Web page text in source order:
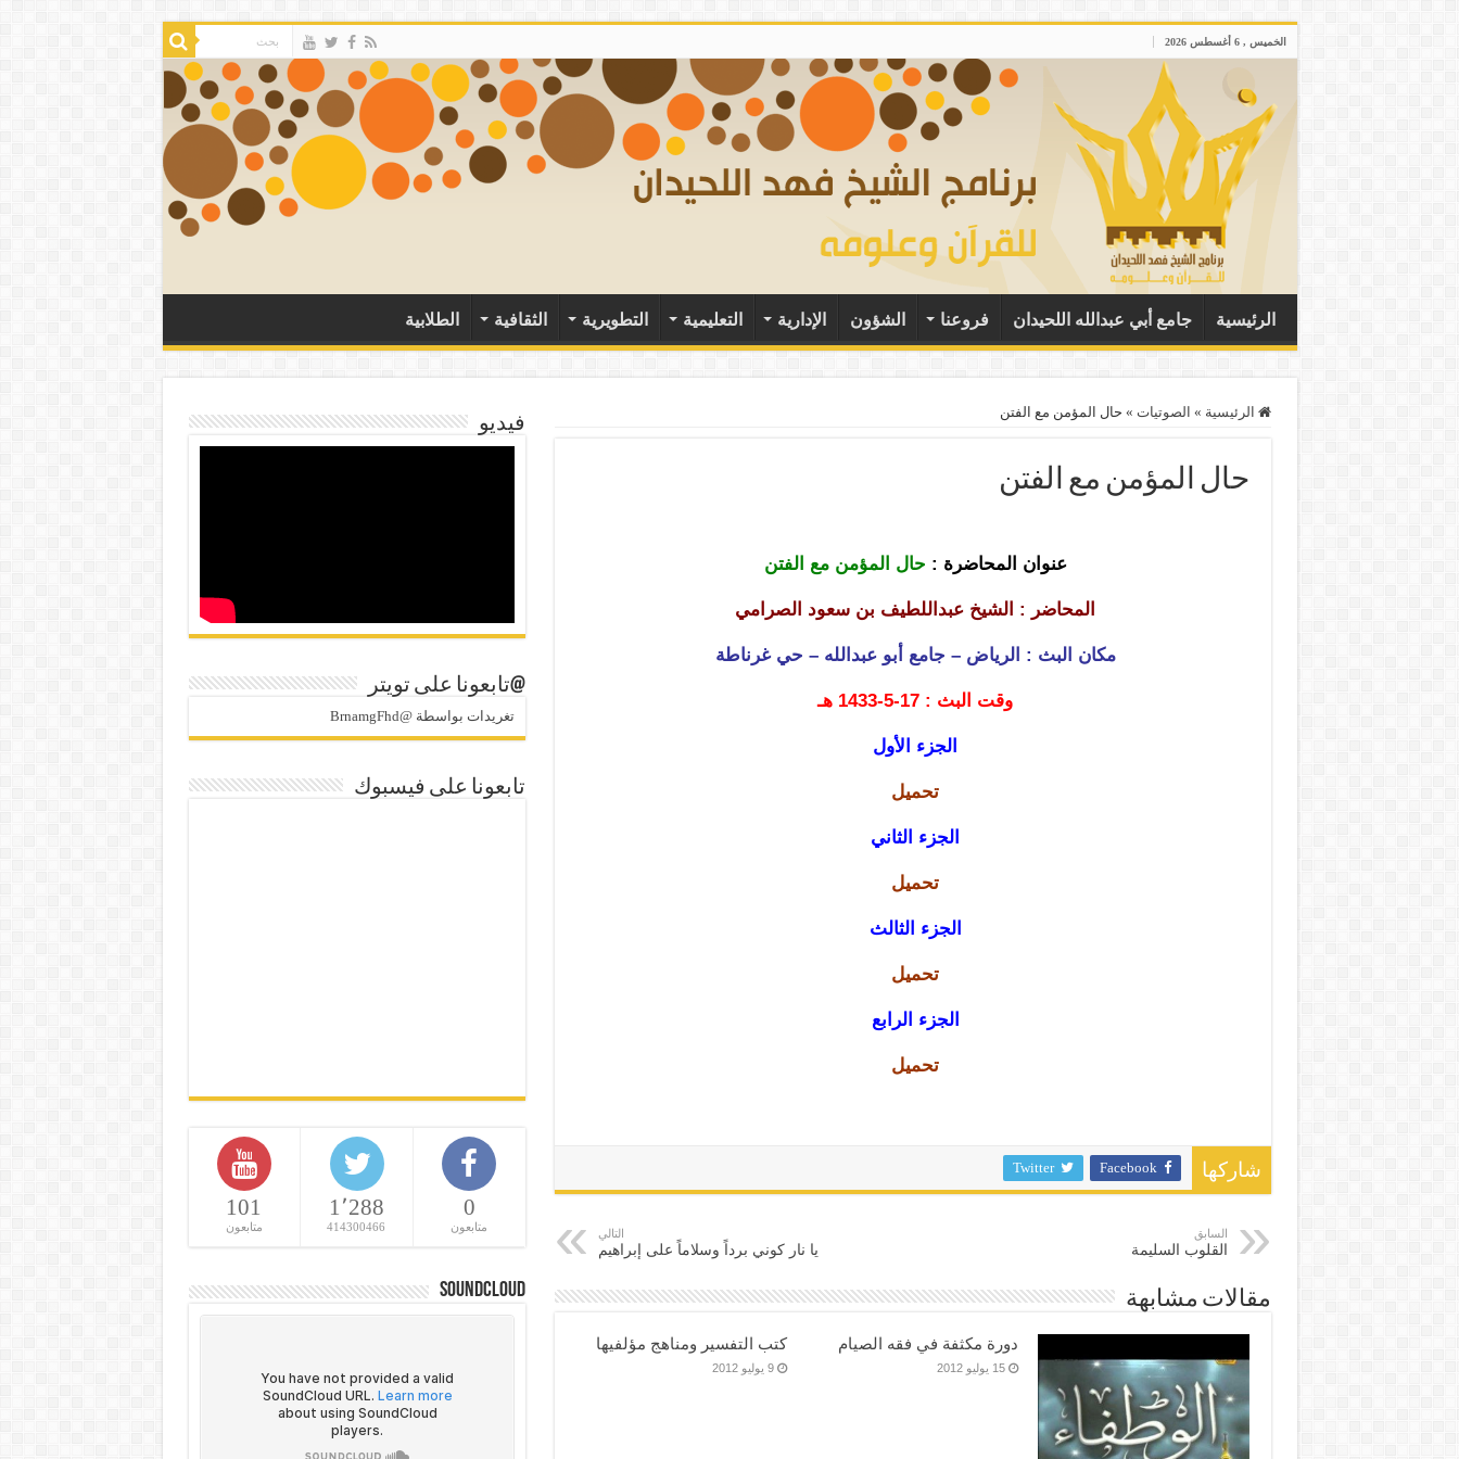
الخميس , 6 أغسطس 2026
الرئيسية جامع أبي عبدالله اللحيدان فروعنا الشؤون الإدارية التعليمية التطويرية الثقافية الطلابية
الرئيسية » الصوتيات » حال المؤمن مع الفتن
حال المؤمن مع الفتن
عنوان المحاضرة : حال المؤمن مع الفتن
المحاضر : الشيخ عبداللطيف بن سعود الصرامي
مكان البث : الرياض – جامع أبو عبدالله – حي غرناطة
وقت البث : 17-5-1433 هـ
الجزء الأول
تحميل
الجزء الثاني
تحميل
الجزء الثالث
تحميل
الجزء الرابع
تحميل
شاركها Facebook
Twitter
السابق
القلوب السليمة
التالي
يا نار كوني برداً وسلاماً على إبراهيم
مقالات مشابهة
دورة مكثفة في فقه الصيام
15 يوليو 2012
كتب التفسير ومناهج مؤلفيها
9 يوليو 2012
فيديو
@تابعونا على تويتر
تغريدات بواسطة @BrnamgFhd
تابعونا على فيسبوك
0
متابعون
1٬288
414300466
101
متابعون
SoundCloud